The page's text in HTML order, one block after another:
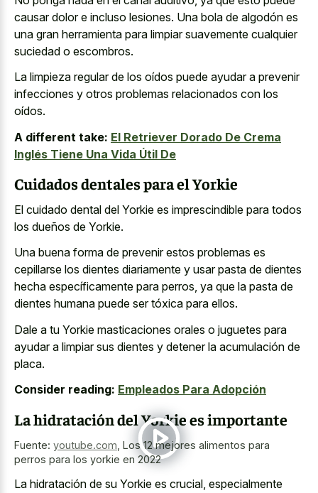
causar dolor e incluso lesiones. Una bola de algodón es
una gran herramienta para limpiar suavemente cualquier
suciedad o escombros.
La limpieza regular de los oídos puede ayudar a prevenir
infecciones y otros problemas relacionados con los
oídos.
A different take: El Retriever Dorado De Crema
Inglés Tiene Una Vida Útil De
Cuidados dentales para el Yorkie
El cuidado dental del Yorkie es imprescindible para todos
los dueños de Yorkie.
Una buena forma de prevenir estos problemas es
cepillarse los dientes diariamente y usar pasta de dientes
hecha específicamente para perros, ya que la pasta de
dientes humana puede ser tóxica para ellos.
Dale a tu Yorkie masticaciones orales o juguetes para
ayudar a limpiar sus dientes y detener la acumulación de
placa.
Consider reading: Empleados Para Adopción
La hidratación del Yorkie es importante
Fuente: youtube.com Los 12 mejores alimentos para
perros para los yorkie en 2022
La hidratación de su Yorkie es crucial, especialmente